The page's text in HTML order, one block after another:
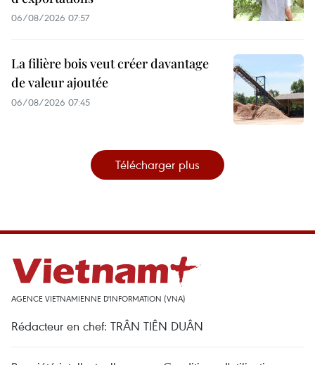
06/08/2026 07:57
La filière bois veut créer davantage
de valeur ajoutée
06/08/2026 07:45
Télécharger plus
AGENCE VIETNAMIENNE D'INFORMATION (VNA)
Rédacteur en chef: TRÂN TIÊN DUÂN